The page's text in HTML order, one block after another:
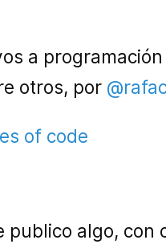
a programación
otros, por
of code
publico algo,